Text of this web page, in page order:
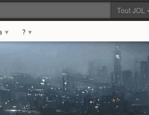
Tout JOL
?